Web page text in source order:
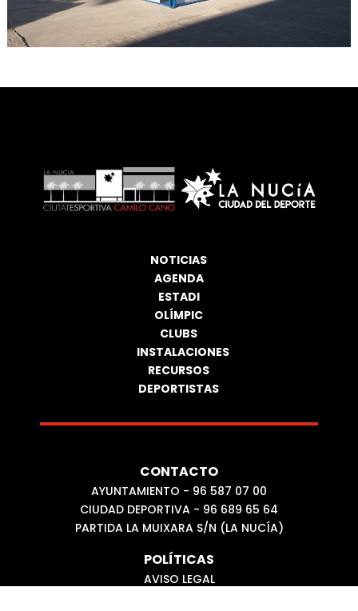
NOTICIAS
AGENDA
ESTADI
OLÍMPIC
CLUBS
INSTALACIONES
RECURSOS
DEPORTISTAS
CONTACTO
AYUNTAMIENTO - 96 587 07 00
CIUDAD DEPORTIVA - 96 689 65 64
PARTIDA LA MUIXARA S/N (LA NUCÍA)
POLÍTICAS
AVISO LEGAL